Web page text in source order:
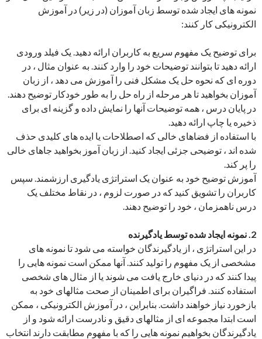
نمونه های ایجاد شده توسط زبان آموزان (در زیر) در آموزش
الکترونیکی کار کنند:
برای توضیح یک مفهوم سریع به کاربران ارائه دهید. یک فیلد ورودی
ارائه دهید تا بتوانند توضیحات خود را وارد کنند. به عنوان مثال ، در
دوره ای که نحوه حل یک مشکل فنی را آموزش می دهد ، از زبان
آموزان بخواهید تا هر مرحله از راه حل را به طور خودکار توضیح دهند.
در پایان درس ، همه توضیحات آنها را نمایش داده و گزینه ای برای
ذخیره یا چاپ ارائه دهید.
با استفاده از فضاهای خالی که اصطلاحات یا ایده های کلیدی حذف
شده اند ، توضیحی جزئی ایجاد کنید. از زبان آموز بخواهید جاهای خالی
را پر کند.
آموزش توضیح خود به عنوان یک استراتژی یادگیری ارزشمند. سپس
کاربران را تشویق کنید که در صورت لزوم ، در نقاط مختلف یک
درس ناهمزمان ، خود را توضیح دهند.
2. نمونه ایجاد شده توسط یادگیرنده
در این استراتژی ، از یادگیرندگان خواسته می شود تا نمونه های
مشخصی از یک مفهوم را تولید کنند. آنها ممکن است نمونه هایی را
پیدا کنند که در دنیای خارج یافت می شوند یا از مثال های شخصی
استفاده کنند. فراگیران برای اطمینان از صحت مثالهای خود به
بازخورد نیاز خواهند داشت. بنابراین ، در آموزش الکترونیکی ، ممکن
است ابتدا مجموعه ای از مثالهای دقیق و نادرست ارائه شود و از
یادگیرندگان بخواهیم نمونه هایی را که با مفهوم مطابقت دارند انتخاب